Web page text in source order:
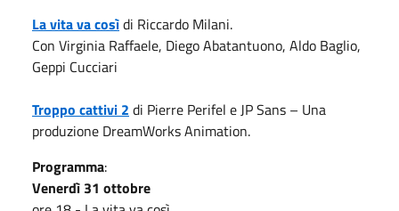
La vita va cosìdi Riccardo Milani.
Con Virginia Raffaele, Diego Abatantuono, Aldo Baglio,
Geppi Cucciari
Troppo cattivi 2 di Pierre Perifel e JP Sans – Una
produzione DreamWorks Animation.
Programma:
Venerdì 31 ottobre